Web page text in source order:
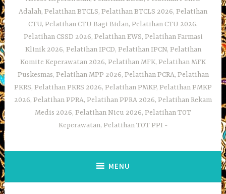
Adalah, Pelatihan BTCLS, Pelatihan BTCLS 2026, Pelatihan
CTU, Pelatihan CTU Bagi Bidan, Pelatihan CTU 2026,
Pelatihan CSSD 2026, Pelatihan EWS, Pelatihan Farmasi
Klinik 2026, Pelatihan IPCD, Pelatihan IPCN, Pelatihan
Komite Keperawatan 2026, Pelatihan MFK, Pelatihan MFK
Puskesmas, Pelatihan MPP 2026, Pelatihan PCRA, Pelatihan
PKRS, Pelatihan PKRS 2026, Pelatihan PMKP, Pelatihan PMKP
2026, Pelatihan PPRA, Pelatihan PPRA 2026, Pelatihan Rekam
Medis 2026, Pelatihan Nicu 2026, Pelatihan TOT
Keperawatan, Pelatihan TOT PPI
MENU